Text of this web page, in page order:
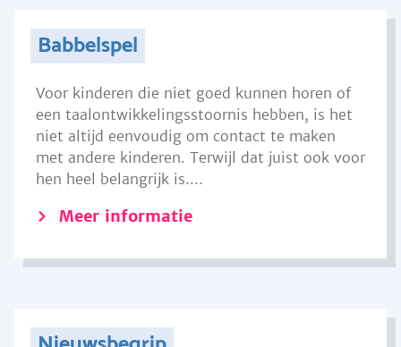
Babbelspel
Voor kinderen die niet goed kunnen horen of
een taalontwikkelingsstoornis hebben, is het
niet altijd eenvoudig om contact te maken
met andere kinderen. Terwijl dat juist ook voor
hen heel belangrijk is....
Meer informatie